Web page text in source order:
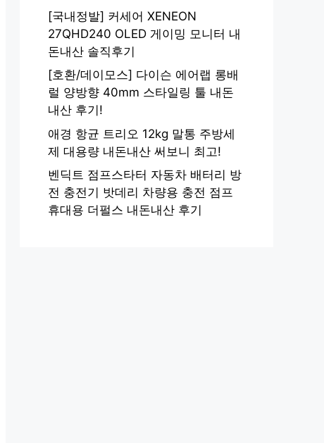
[국내정발] 커세어 XENEON
27QHD240 OLED 게이밍 모니터 내
돈내산 솔직후기
[호환/데이모스] 다이슨 에어랩 롱배
럴 양방향 40mm 스타일링 툴 내돈
내산 후기!
애경 항균 트리오 12kg 말통 주방세
제 대용량 내돈내산 써보니 최고!
벤딕트 점프스타터 자동차 배터리 방
전 충전기 밧데리 차량용 충전 점프
휴대용 더펄스 내돈내산 후기